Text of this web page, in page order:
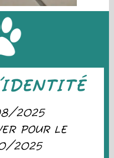
2025
POUR LE
2025